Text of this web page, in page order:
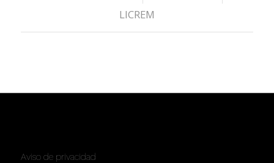
LICREM
Aviso de privacidad